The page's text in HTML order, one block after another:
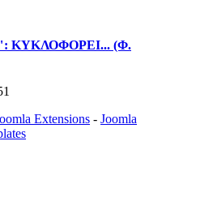
ΚΥΚΛΟΦΟΡΕΙ... (Φ.
Extensions -Joomla